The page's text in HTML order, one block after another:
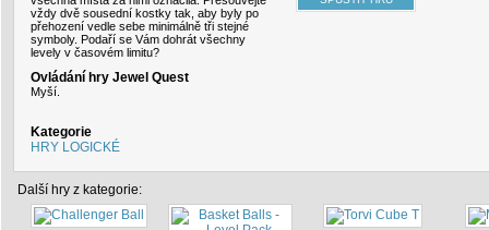
vždy dvě sousední kostky tak, aby byly po
přehození vedle sebe minimálně tři stejné
symboly. Podaří se Vám dohrát všechny
levely v časovém limitu?
Ovládání hry Jewel Quest
Myší.
Kategorie
HRY LOGICKÉ
Další hry z kategorie: